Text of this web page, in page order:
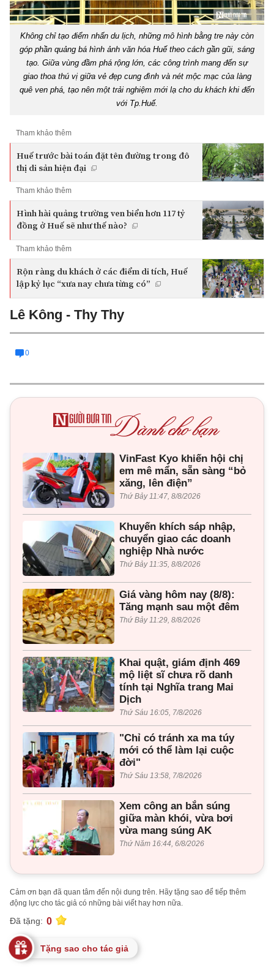
Không chỉ tạo điểm nhấn du lịch, những mô hình bằng tre này còn
góp phần quảng bá hình ảnh văn hóa Huế theo cách gần gũi, sáng
tạo. Giữa vùng đầm phá rộng lớn, các công trình mang đến sự
giao thoa thú vị giữa vẻ đẹp cung đình và nét mộc mạc của làng
quê ven phá, tạo nên một trải nghiệm mới lạ cho du khách khi đến
với Tp.Huế.
Tham khảo thêm
Huế trước bài toán đặt tên đường trong đô
thị di sản hiện đại
Tham khảo thêm
Hình hài quảng trường ven biển hơn 117 tỷ
đồng ở Huế sẽ như thế nào?
Tham khảo thêm
Rộn ràng du khách ở các điểm di tích, Huế
lập kỷ lục “xưa nay chưa từng có”
Lê Kông - Thy Thy
0
VinFast Kyo khiến hội chị
em mê mẩn, sẵn sàng “bỏ
xăng, lên điện”
Thứ Bảy 11:47, 8/8/2026
Khuyến khích sáp nhập,
chuyển giao các doanh
nghiệp Nhà nước
Thứ Bảy 11:35, 8/8/2026
Giá vàng hôm nay (8/8):
Tăng mạnh sau một đêm
Thứ Bảy 11:29, 8/8/2026
Khai quật, giám định 469
mộ liệt sĩ chưa rõ danh
tính tại Nghĩa trang Mai
Dịch
Thứ Sáu 16:05, 7/8/2026
"Chỉ có tránh xa ma túy
mới có thể làm lại cuộc
đời"
Thứ Sáu 13:58, 7/8/2026
Xem công an bắn súng
giữa màn khói, vừa bơi
vừa mang súng AK
Thứ Năm 16:44, 6/8/2026
Cảm ơn bạn đã quan tâm đến nội dung trên. Hãy tặng sao để tiếp thêm
động lực cho tác giả có những bài viết hay hơn nữa.
Đã tặng: 0
Tặng sao cho tác giả